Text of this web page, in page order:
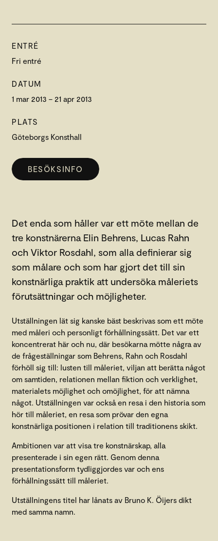
ENTRÉ
Fri entré
DATUM
1 mar 2013 – 21 apr 2013
PLATS
Göteborgs Konsthall
BESÖKSINFO
Det enda som håller var ett möte mellan de
tre konstnärerna Elin Behrens, Lucas Rahn
och Viktor Rosdahl, som alla definierar sig
som målare och som har gjort det till sin
konstnärliga praktik att undersöka måleriets
förutsättningar och möjligheter.
Utställningen lät sig kanske bäst beskrivas som ett möte
med måleri och personligt förhållningssätt. Det var ett
koncentrerat här och nu, där besökarna mötte några av
de frågeställningar som Behrens, Rahn och Rosdahl
förhöll sig till: lusten till måleriet, viljan att berätta något
om samtiden, relationen mellan fiktion och verklighet,
materialets möjlighet och omöjlighet, för att nämna
något. Utställningen var också en resa i den historia som
hör till måleriet, en resa som prövar den egna
konstnärliga positionen i relation till traditionens skikt.
Ambitionen var att visa tre konstnärskap, alla
presenterade i sin egen rätt. Genom denna
presentationsform tydliggjordes var och ens
förhållningssätt till måleriet.
Utställningens titel har lånats av Bruno K. Öijers dikt
med samma namn.